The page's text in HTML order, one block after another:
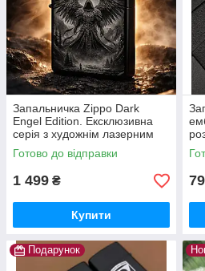
Запальничка Zippo Dark
Engel Edition. Ексклюзивна
серія з художнім лазерним
гравіюванням. Подарункове
пакування. Гарантія якості
Готово до відправки
1 499 ₴
Купити
Подарунок